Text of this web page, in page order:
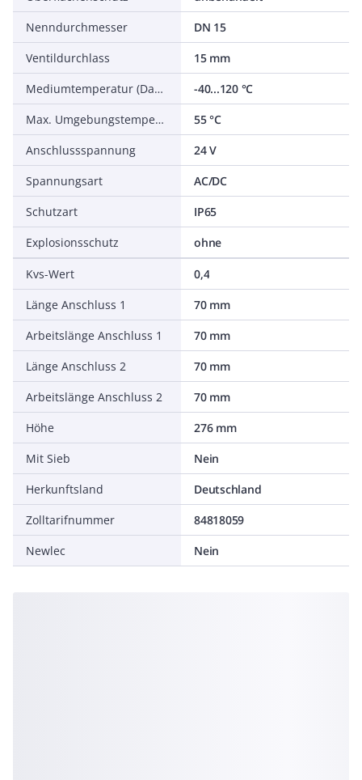
Nenndurchmesser
DN 15
Ventildurchlass
15 mm
Mediumtemperatur (Dauerbetrieb)
-40...120 °C
Max. Umgebungstemperatur
55 °C
Anschlussspannung
24 V
Spannungsart
AC/DC
Schutzart
IP65
Explosionsschutz
ohne
Kvs-Wert
0,4
Länge Anschluss 1
70 mm
Arbeitslänge Anschluss 1
70 mm
Länge Anschluss 2
70 mm
Arbeitslänge Anschluss 2
70 mm
Höhe
276 mm
Mit Sieb
Nein
Herkunftsland
Deutschland
Zolltarifnummer
84818059
Newlec
Nein